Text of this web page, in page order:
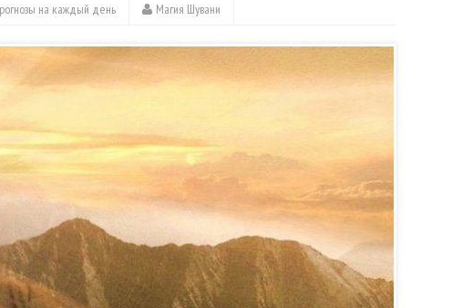
на каждый день Магия Шувани